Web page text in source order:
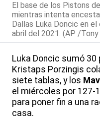
El base de los Pistons
mientras intenta
Dallas Luka Doncic en
abril del 2021. (AP /Tony
Luka Doncic sumó
Kristaps Porzingis
siete tablas, y los
el miércoles por 127-
para poner fin a una
casa.